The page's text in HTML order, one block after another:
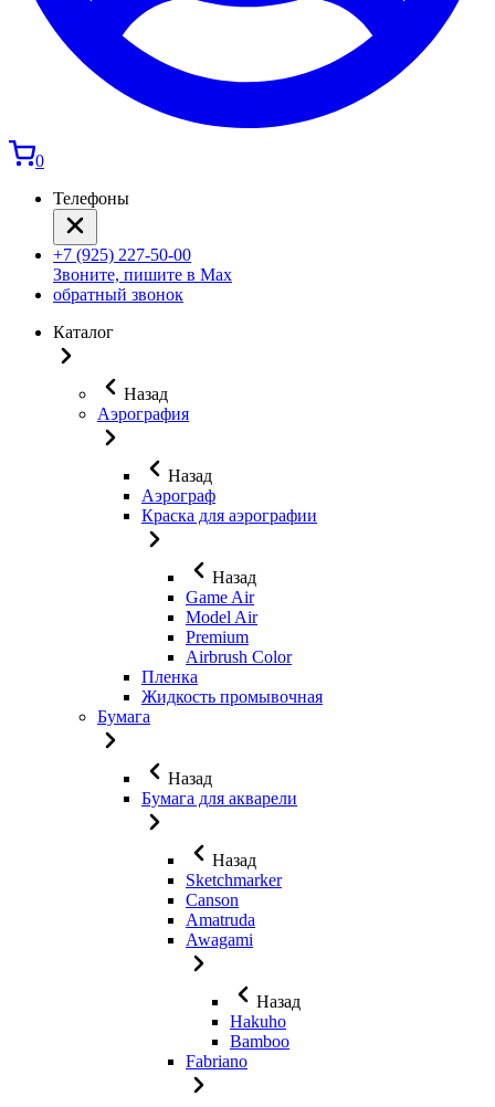
0
Телефоны
+7 (925) 227-50-00
Звоните, пишите в Max
обратный звонок
Каталог
Назад
Аэрография
Назад
Аэрограф
Краска для аэрографии
Назад
Game Air
Model Air
Premium
Airbrush Color
Пленка
Жидкость промывочная
Бумага
Назад
Бумага для акварели
Назад
Sketchmarker
Canson
Amatruda
Awagami
Назад
Hakuho
Bamboo
Fabriano